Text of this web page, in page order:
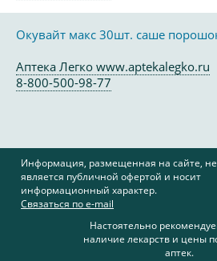
Окувайт макс 30шт. саше
Аптека Легко www.aptekalegko.ru
8-800-500-98-77
Информация, размещенная на сайте, не
является публичной офертой и носит
информационный характер.
Связаться по e-mail
Настоятельно
наличие лекарств и цены
аптек.